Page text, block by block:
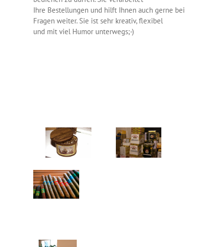
Ihre Bestellungen und hilft Ihnen auch gerne bei
Fragen weiter. Sie ist sehr kreativ, flexibel
und mit viel Humor unterwegs;-)